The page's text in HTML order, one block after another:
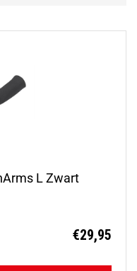
L Zwart
€29,95